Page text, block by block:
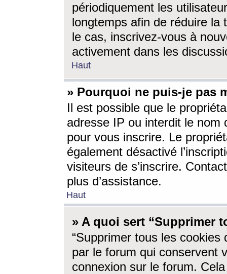
périodiquement les
longtemps afin de réduire la
le cas, inscrivez-vous à
activement dans les
Haut
» Pourquoi ne puis-je pas
Il est possible que le
adresse IP ou interdit le nom
pour vous inscrire. Le
également désactivé
visiteurs de s’inscrire.
plus d’assistance.
Haut
» A quoi sert “Supprimer
“Supprimer tous les cookies
par le forum qui conservent
connexion sur le forum.